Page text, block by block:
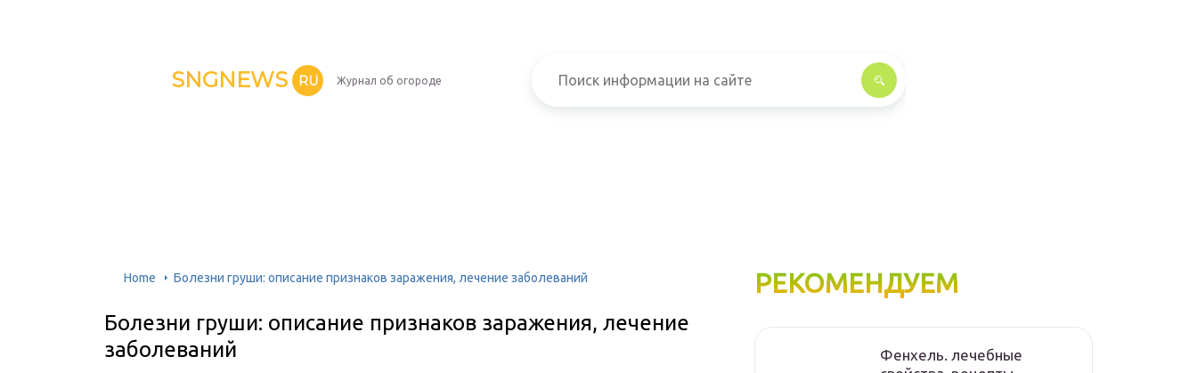
SNGNEWS RU Журнал об огороде
Home Болезни груши: описание признаков заражения, лечение заболеваний
Болезни груши: описание признаков заражения, лечение
заболеваний
РЕКОМЕНДУЕМ
Фенхель. лечебные